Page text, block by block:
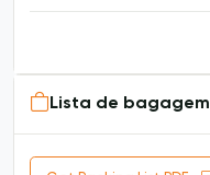
Lista de bagagem